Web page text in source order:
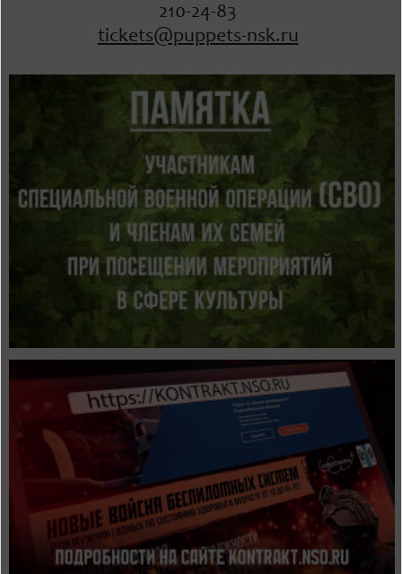
210-24-83
tickets@puppets-nsk.ru